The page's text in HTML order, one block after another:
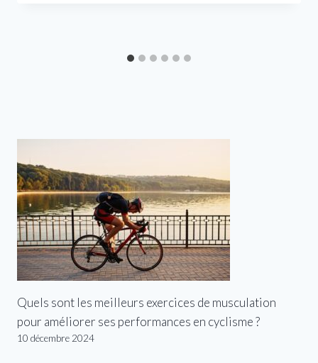
Quels sont les meilleurs exercices de musculation
pour améliorer ses performances en cyclisme ?
10 décembre 2024